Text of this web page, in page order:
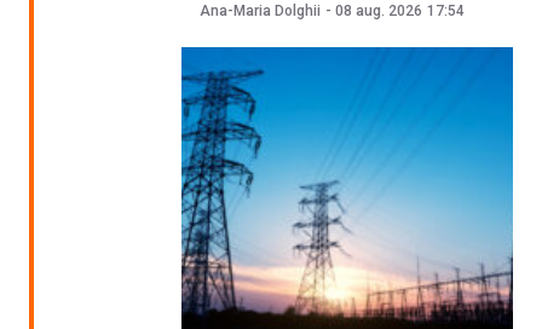
Ana-Maria Dolghii - 08 aug. 2026 17:54